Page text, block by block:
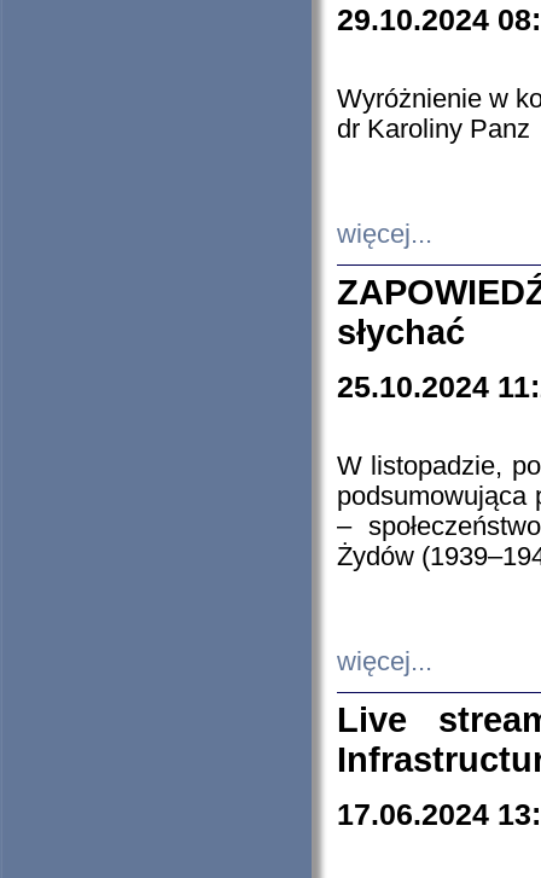
29.10.2024
Wyróżnienie w
dr Karoliny Panz
więcej...
słychać
25.10.2024
W listopadzie,
podsumowująca
–
Żydów
więcej...
Live
17.06.2024